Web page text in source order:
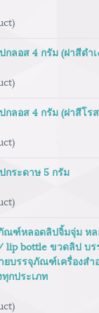
ลอส 4 กรัม (ฝาสีดำเ
กลอส 4 กรัม (ฝาสีโร
กระดาษ 5 กรัม
ณฑ์หลอดลิปจิ้มจุ่ม ห
lip bottle ขวดลิป บ
ยบรรจุภัณฑ์เครื่องสำ
กประเภท